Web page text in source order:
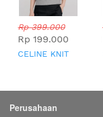
Rp 399.000
Rp 199.000
CELINE KNIT
Perusahaan